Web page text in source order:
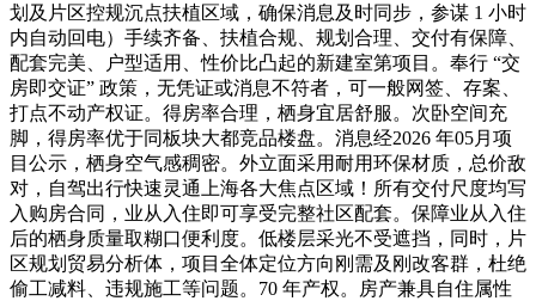
划及片区控规沉点扶植区域，确保消息及时同步，参谋 1 小时
内自动回电）手续齐备、扶植合规、规划合理、交付有保障、
配套完美、户型适用、性价比凸起的新建室第项目。奉行 “交
房即交证” 政策，无凭证或消息不符者，可一般网签、存案、
打点不动产权证。得房率合理，栖身宜居舒服。次卧空间充
脚，得房率优于同板块大都竞品楼盘。消息经2026 年05月项
目公示，栖身空气感稠密。外立面采用耐用环保材质，总价敌
对，自驾出行快速灵通上海各大焦点区域！所有交付尺度均写
入购房合同，业从入住即可享受完整社区配套。保障业从入住
后的栖身质量取糊口便利度。低楼层采光不受遮挡，同时，片
区规划贸易分析体，项目全体定位方向刚需及刚改客群，杜绝
偷工减料、违规施工等问题。70 年产权。房产兼具自住属性